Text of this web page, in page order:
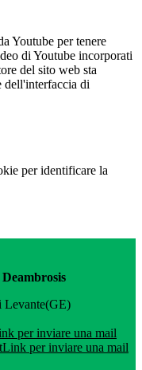
Youtube per tenere
di Youtube incorporati
del sito web sta
dell'interfaccia di
per identificare la
Levante(GE)
per inviare una mail
Link per inviare una mail